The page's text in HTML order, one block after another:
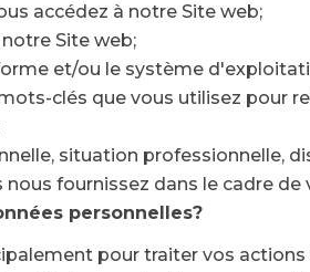
accédez à notre Site web;
Site web;
et/ou le système
clés que vous utilisez pour
situation professionnelle,
fournissez dans le cadre
personnelles?
pour traiter vos